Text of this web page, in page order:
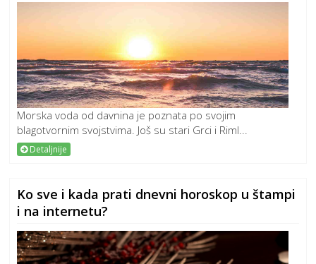
Morska voda od davnina je poznata po svojim
blagotvornim svojstvima. Još su stari Grci i Riml...
Detaljnije
Ko sve i kada prati dnevni horoskop u štampi
i na internetu?